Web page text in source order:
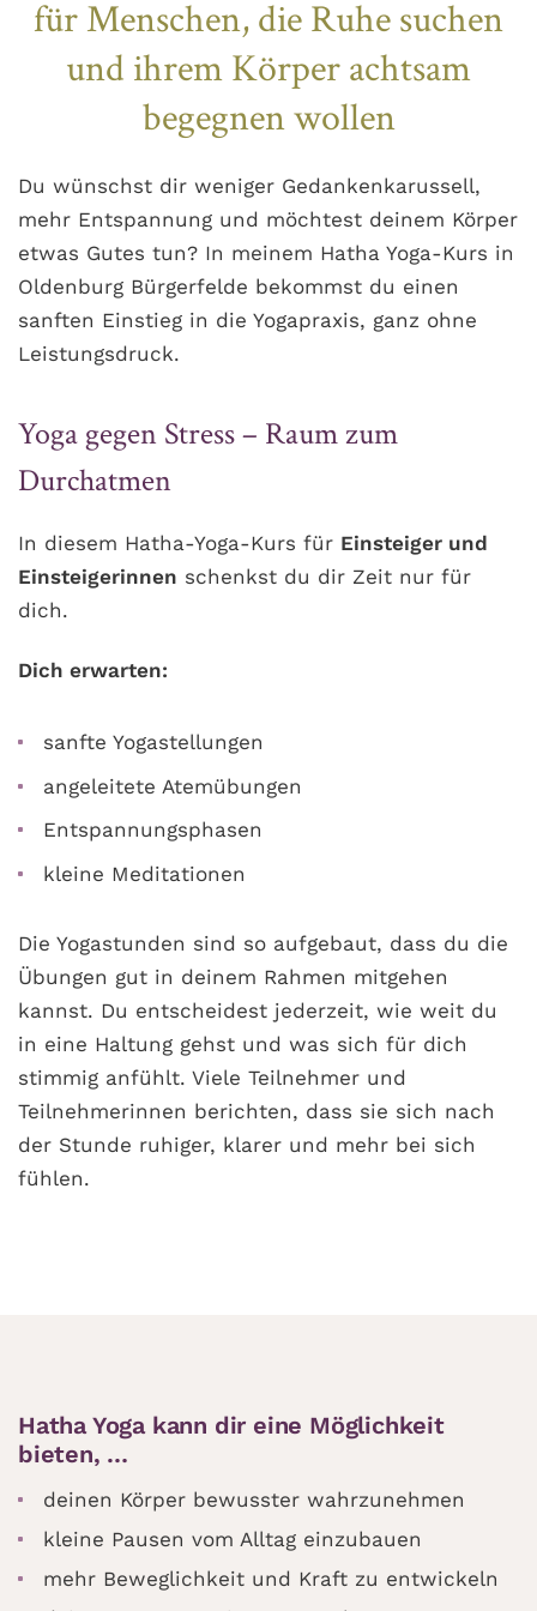
für Menschen, die Ruhe suchen
und ihrem Körper achtsam
begegnen wollen
Du wünschst dir weniger Gedankenkarussell,
mehr Entspannung und möchtest deinem Körper
etwas Gutes tun? In meinem Hatha Yoga-Kurs in
Oldenburg Bürgerfelde bekommst du einen
sanften Einstieg in die Yogapraxis, ganz ohne
Leistungsdruck.
Yoga gegen Stress – Raum zum
Durchatmen
In diesem Hatha-Yoga-Kurs für Einsteiger und
Einsteigerinnen schenkst du dir Zeit nur für
dich.
Dich erwarten:
sanfte Yogastellungen
angeleitete Atemübungen
Entspannungsphasen
kleine Meditationen
Die Yogastunden sind so aufgebaut, dass du die
Übungen gut in deinem Rahmen mitgehen
kannst. Du entscheidest jederzeit, wie weit du
in eine Haltung gehst und was sich für dich
stimmig anfühlt. Viele Teilnehmer und
Teilnehmerinnen berichten, dass sie sich nach
der Stunde ruhiger, klarer und mehr bei sich
fühlen.
Hatha Yogakann dir eine Möglichkeit
bieten, …
deinen Körper bewusster wahrzunehmen
kleine Pausen vom Alltag einzubauen
mehr Beweglichkeit und Kraft zu entwickeln